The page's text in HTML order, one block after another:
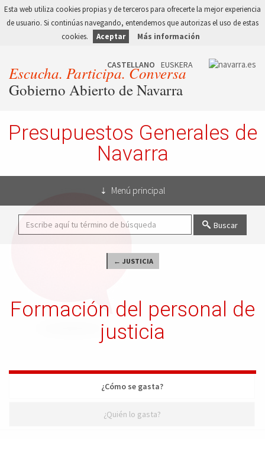
Esta web utiliza cookies propias y de terceros para ofrecerte la mejor experiencia
de usuario. Si continúas navegando, entendemos que autorizas el uso de estas
cookies.
Aceptar Más información
Escucha. Participa. Conversa
Gobierno Abierto de Navarra
Presupuestos Generales de
Navarra
Menú principal
Buscar
← JUSTICIA
Formación del personal de
justicia
¿Cómo se gasta?
¿Quién lo gasta?